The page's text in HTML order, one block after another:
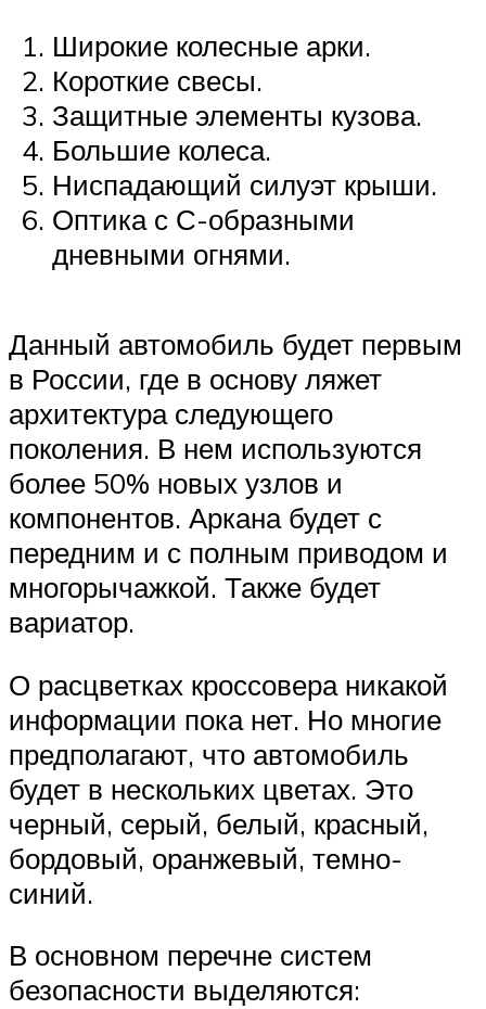
Широкие колесные арки.
Короткие свесы.
Защитные элементы кузова.
Большие колеса.
Ниспадающий силуэт крыши.
Оптика с С-образными
дневными огнями.
Данный автомобиль будет первым
в России, где в основу ляжет
архитектура следующего
поколения. В нем используются
более 50% новых узлов и
компонентов. Аркана будет с
передним и с полным приводом и
многорычажкой. Также будет
вариатор.
О расцветках кроссовера никакой
информации пока нет. Но многие
предполагают, что автомобиль
будет в нескольких цветах. Это
черный, серый, белый, красный,
бордовый, оранжевый, темно-
синий.
В основном перечне систем
безопасности выделяются: